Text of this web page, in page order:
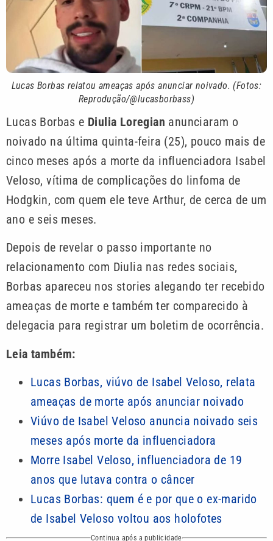
Lucas Borbas relatou ameaças após anunciar noivado. (Fotos:
Reprodução/@lucasborbass)
Lucas Borbas e Diulia Loregian anunciaram o
noivado na última quinta-feira (25), pouco mais de
cinco meses após a morte da influenciadora Isabel
Veloso, vítima de complicações do linfoma de
Hodgkin, com quem ele teve Arthur, de cerca de um
ano e seis meses.
Depois de revelar o passo importante no
relacionamento com Diulia nas redes sociais,
Borbas apareceu nos stories alegando ter recebido
ameaças de morte e também ter comparecido à
delegacia para registrar um boletim de ocorrência.
Leia também:
Lucas Borbas, viúvo de Isabel Veloso, relata
ameaças de morte após anunciar noivado
Viúvo de Isabel Veloso anuncia noivado seis
meses após morte da influenciadora
Morre Isabel Veloso, influenciadora de 19
anos que lutava contra o câncer
Lucas Borbas: quem é e por que o ex-marido
de Isabel Veloso voltou aos holofotes
Continua após a publicidade